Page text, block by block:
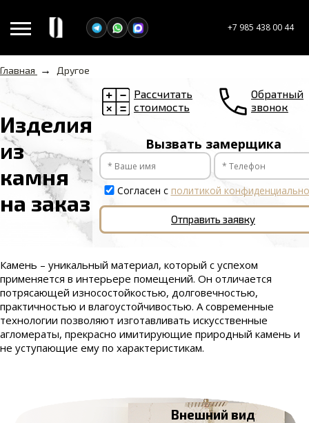
+7 985 438 00 44
Главная → Другое
Изделия
из
камня
на заказ
Рассчитать
стоимость
Обратный
звонок
Вызвать замерщика
Согласен с политикой
Отправить заявку
Камень – уникальный материал, который с успехом
применяется в интерьере помещений. Он отличается
потрясающей износостойкостью, долговечностью,
практичностью и влагоустойчивостью. А современные
технологии позволяют изготавливать искусственные
агломераты, прекрасно имитирующие природный камень и
не уступающие ему по характеристикам.
Внешний вид